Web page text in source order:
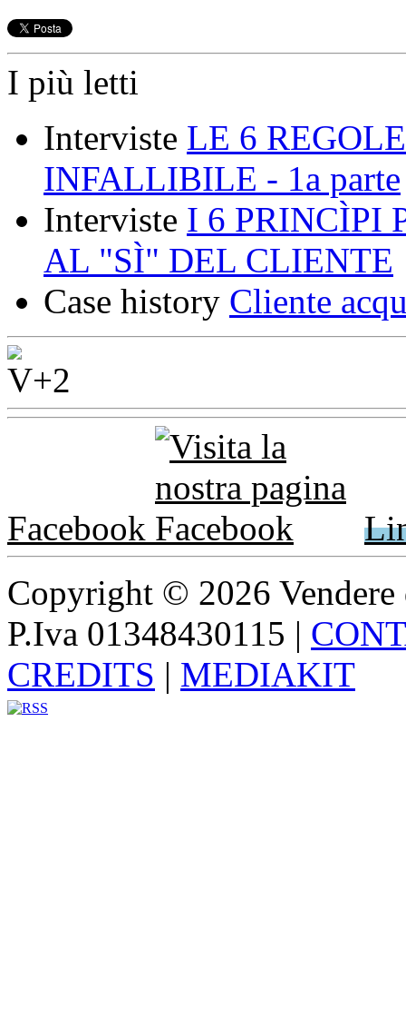
I più letti
Interviste LE 6
INFALLIBILE - 1a parte
Interviste I 6 PRINCÌPI
AL "SÌ" DEL CLIENTE
Case history Cliente
Facebook
Copyright © 2026
P.Iva 01348430115 |
CREDITS | MEDIAKIT